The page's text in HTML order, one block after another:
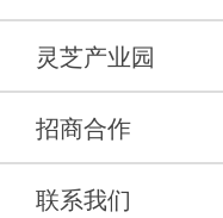
灵芝产业园
招商合作
联系我们